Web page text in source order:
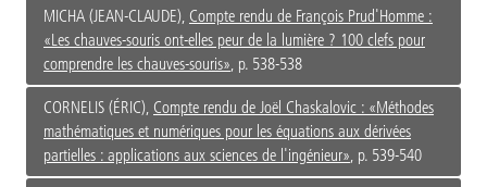
MICHA (JEAN-CLAUDE), Compte rendu de François Prud'Homme :
«Les chauves-souris ont-elles peur de la lumière ? 100 clefs pour
comprendre les chauves-souris», p. 538-538
CORNELIS (ÉRIC), Compte rendu de Joël Chaskalovic : «Méthodes
mathématiques et numériques pour les équations aux dérivées
partielles : applications aux sciences de l'ingénieur», p. 539-540